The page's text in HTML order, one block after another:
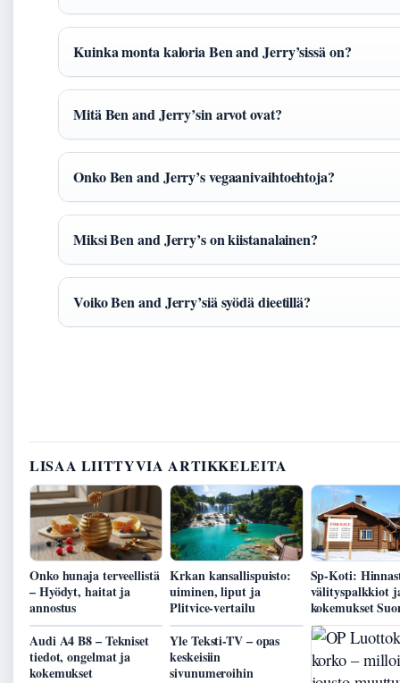
Kuinka monta kaloria Ben and Jerry’sissä on?
Mitä Ben and Jerry’sin arvot ovat?
Onko Ben and Jerry’s vegaanivaihtoehtoja?
Miksi Ben and Jerry’s on kiistanalainen?
Voiko Ben and Jerry’siä syödä dieetillä?
LISAA LIITTYVIA ARTIKKELEITA
Onko hunaja terveellistä
– Hyödyt, haitat ja
annostus
Krkan kansallispuisto:
uiminen, liput ja
Plitvice-vertailu
Sp-Koti:
välityspalkkiot
kokemukset
Audi A4 B8 – Tekniset
tiedot, ongelmat ja
kokemukset
Yle Teksti-TV – opas
keskeisiin
sivunumeroihin